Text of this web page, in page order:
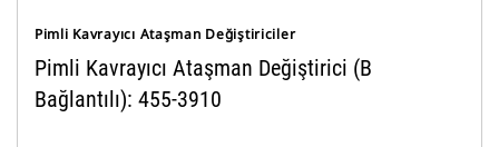
Pimli Kavrayıcı Ataşman Değiştiriciler
Pimli Kavrayıcı Ataşman Değiştirici (B
Bağlantılı): 455-3910